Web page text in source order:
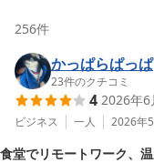
256件
かっぱらぱっぱ
23件のクチコミ
4 2026年6
ビジネス 一人 2026年
食堂でリモートワーク、